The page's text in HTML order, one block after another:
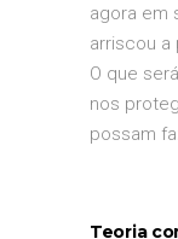
agora em
arriscou a
O que
nos
possam
Teoria